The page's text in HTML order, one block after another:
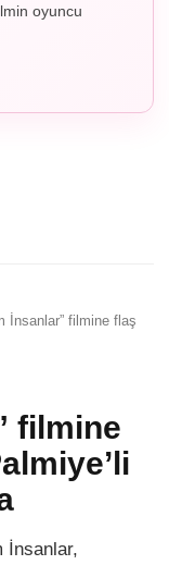
oyuncu
İnsanlar” filmine flaş
filmine
İnsanlar,